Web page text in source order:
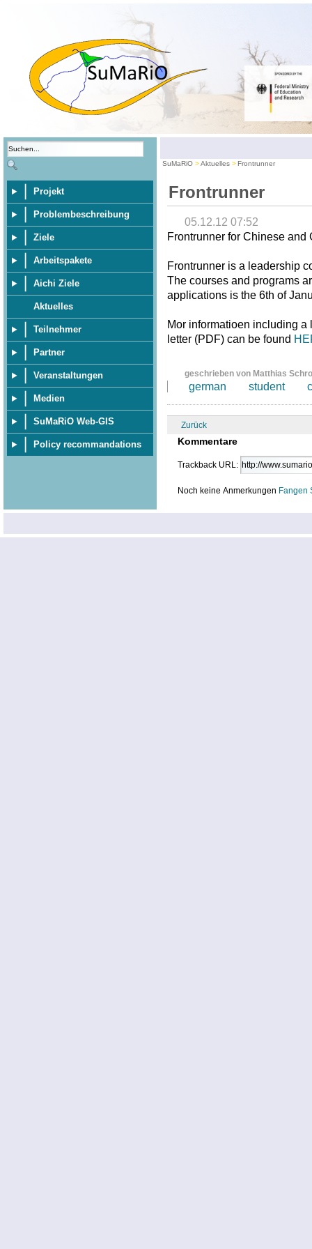
Projekt
Problembeschreibung
Ziele
Arbeitspakete
Aichi Ziele
Aktuelles
Teilnehmer
Partner
Veranstaltungen
Medien
SuMaRiO Web-GIS
Policy recommandations
SuMaRiO Aktuelles Frontrunner
Frontrunner
05.12.12 07:52
Frontrunner for Chinese and
Frontrunner is a leadership
The courses and programs
applications is the 6th of
Mor informatioen including
letter (PDF) can be found
geschrieben von Matthias
german student
Zurück
Kommentare
Trackback URL:
Noch keine Anmerkungen Fangen